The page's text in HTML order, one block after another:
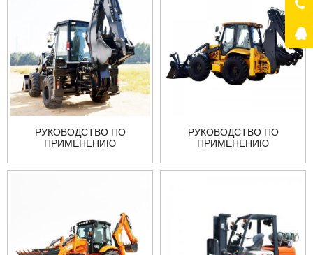
РУКОВОДСТВО ПО
ПРИМЕНЕНИЮ
ПОГРУЗЧИКА Z
РУКОВОДСТВО ПО
ПРИМЕНЕНИЮ
ПОГРУЗЧИКА Z